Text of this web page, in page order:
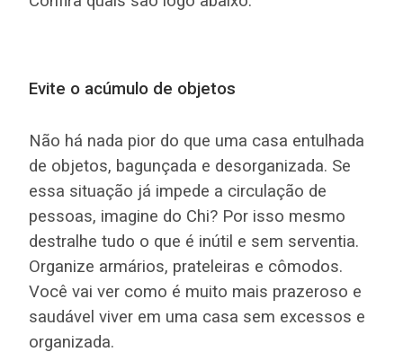
Evite o acúmulo de objetos
Não há nada pior do que uma casa entulhada
de objetos, bagunçada e desorganizada. Se
essa situação já impede a circulação de
pessoas, imagine do Chi? Por isso mesmo
destralhe tudo o que é inútil e sem serventia.
Organize armários, prateleiras e cômodos.
Você vai ver como é muito mais prazeroso e
saudável viver em uma casa sem excessos e
organizada.